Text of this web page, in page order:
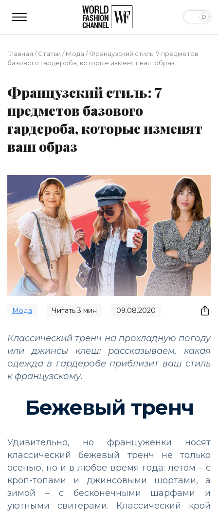
Главная /Статьи /Мода /Французский стиль: 7 предметов
базового гардероба, которые изменят ваш образ
Французский стиль: 7
предметов базового
гардероба, которые изменят
ваш образ
Мода Читать3 мин 09.08.2020
Классический тренч на прохладную погоду
или джинсы клеш: рассказываем, какая
одежда в гардеробе приблизит ваш стиль
к французскому.
Бежевый тренч
Удивительно, но француженки носят
классический бежевый тренч не только
осенью, но и в любое время года: летом – с
кроп-топами и джинсовыми шортами, а
зимой – с бесконечными шарфами и
уютными свитерами. Классический крой